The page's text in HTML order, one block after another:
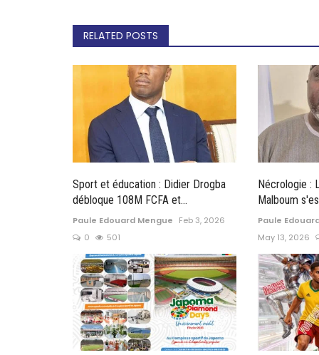
RELATED POSTS
Sport et éducation : Didier Drogba
débloque 108M FCFA et...
Paule Edouard Mengue
Feb 3, 2026
0
501
Nécrologie :
Malboum
Paule
May 13, 2026